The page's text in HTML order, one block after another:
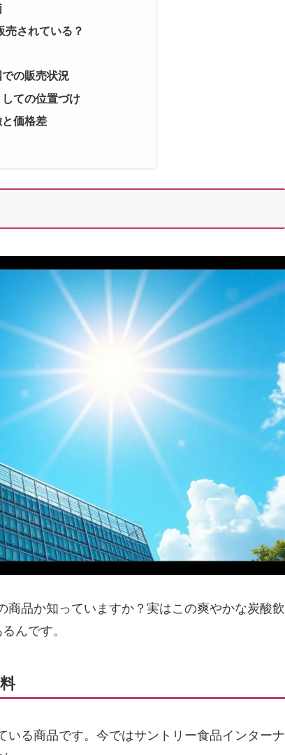
売されている？
の販売状況
ての位置づけ
価格差
商品か知っていますか？実はこの爽やかな炭酸飲
んです。
いる商品です。今ではサントリー食品インターナ